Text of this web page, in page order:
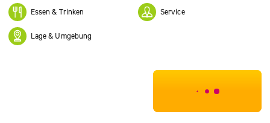
Essen & Trinken Service
Lage & Umgebung
***************